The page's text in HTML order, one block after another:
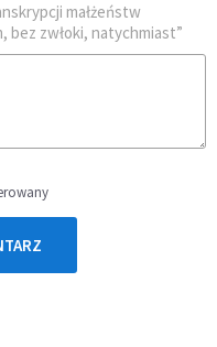
małżeństw
bez zwłoki, natychmiast”